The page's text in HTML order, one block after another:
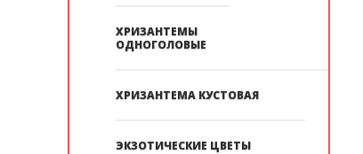
ХРИЗАНТЕМЫ
ОДНОГОЛОВЫЕ
ХРИЗАНТЕМА КУСТОВАЯ
ЭКЗОТИЧЕСКИЕ ЦВЕТЫ